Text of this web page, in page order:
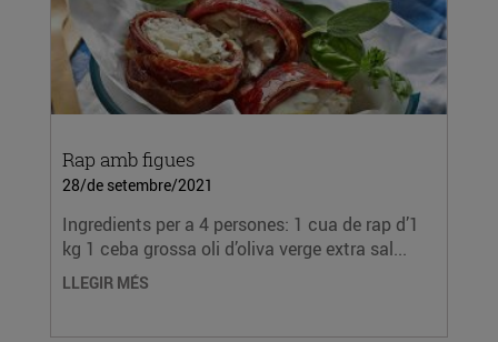
Rap amb figues
28/de setembre/2021
Ingredients per a 4 persones: 1 cua de rap d’1
kg 1 ceba grossa oli d’oliva verge extra sal...
LLEGIR MÉS